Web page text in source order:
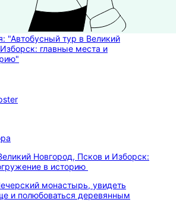
Новгород, Псков и Изборск:
в историю
монастырь, увидеть
и полюбоваться деревянным